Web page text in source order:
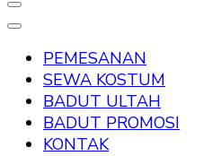
PEMESANAN
SEWA KOSTUM
BADUT ULTAH
BADUT PROMOSI
KONTAK